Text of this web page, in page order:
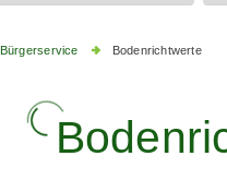
Bürgerservice Bodenrichtwerte